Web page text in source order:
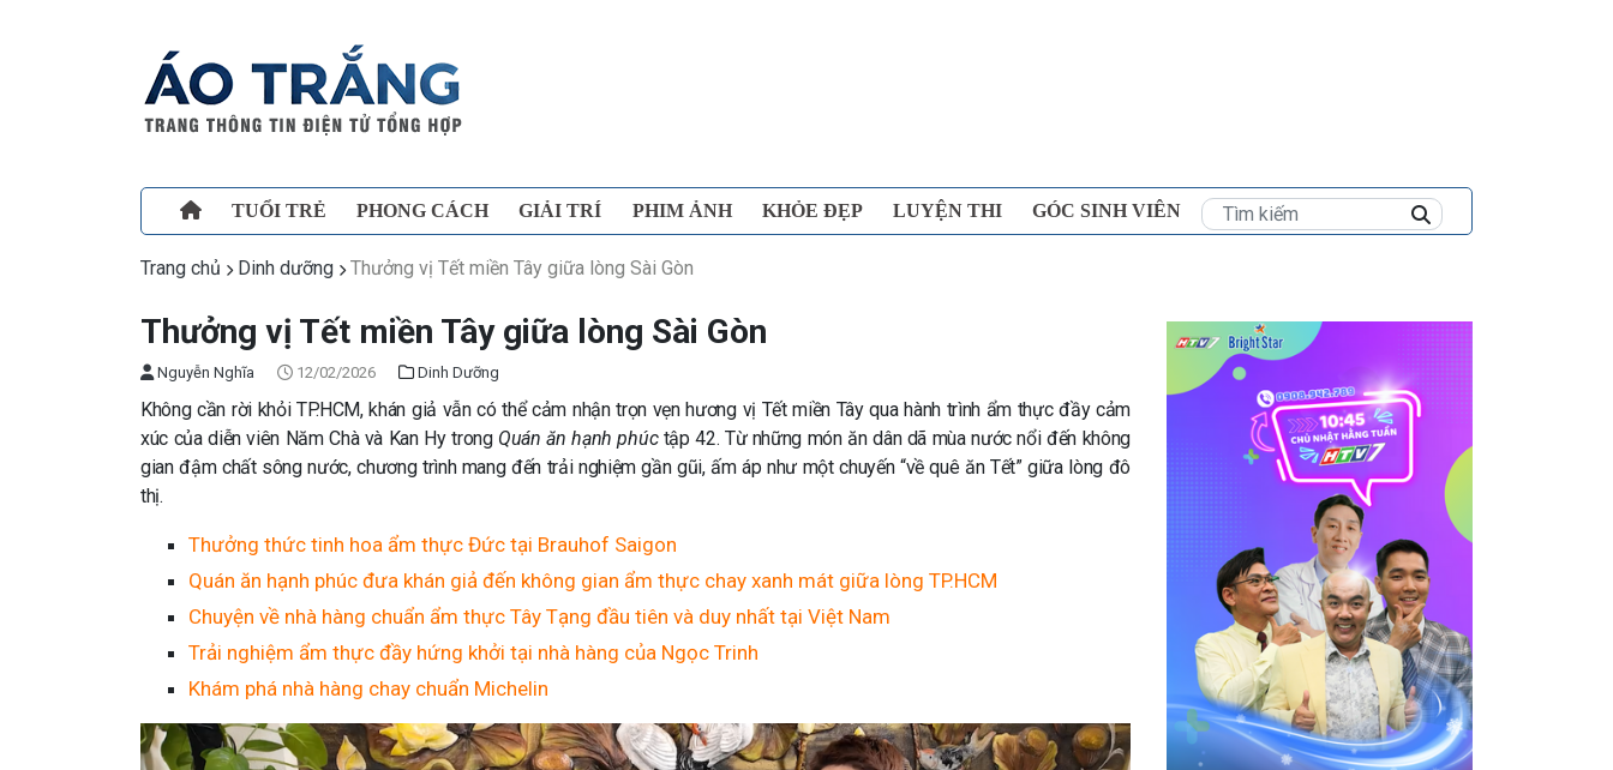
TUỔI TRẺ PHONG CÁCH GIẢI TRÍ PHIM ẢNH KHỎE ĐẸP LUYỆN THI GÓC SINH VIÊN
Trang chủ Dinh dưỡng Thưởng vị Tết miền Tây giữa lòng Sài Gòn
Thưởng vị Tết miền Tây giữa lòng Sài Gòn
Nguyễn Nghĩa 12/02/2026 Dinh Dưỡng
Không cần rời khỏi TP.HCM, khán giả vẫn có thể cảm nhận trọn vẹn hương vị Tết miền Tây qua hành trình ẩm thực đầy cảm
xúc của diễn viên Năm Chà và Kan Hy trong Quán ăn hạnh phúctập 42. Từ những món ăn dân dã mùa nước nổi đến không
gian đậm chất sông nước, chương trình mang đến trải nghiệm gần gũi, ấm áp như một chuyến “về quê ăn Tết” giữa lòng đô
thị.
Thưởng thức tinh hoa ẩm thực Đức tại Brauhof Saigon
Quán ăn hạnh phúc đưa khán giả đến không gian ẩm thực chay xanh mát giữa lòng TP.HCM
Chuyện về nhà hàng chuẩn ẩm thực Tây Tạng đầu tiên và duy nhất tại Việt Nam
Trải nghiệm ẩm thực đầy hứng khởi tại nhà hàng của Ngọc Trinh
Khám phá nhà hàng chay chuẩn Michelin